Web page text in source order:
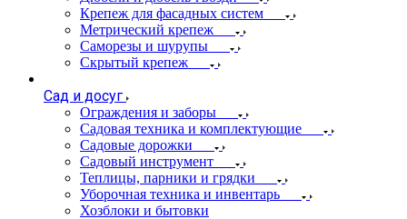
Крепеж для фасадных систем
Метрический крепеж
Саморезы и шурупы
Скрытый крепеж
Сад и досуг
Ограждения и заборы
Садовая техника и комплектующие
Садовые дорожки
Садовый инструмент
Теплицы, парники и грядки
Уборочная техника и инвентарь
Хозблоки и бытовки